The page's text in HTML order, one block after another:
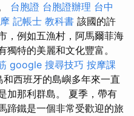
台胞證 台胞證辦理 台中
記帳士 教科書 該國的許
，例如五漁村，阿馬爾菲海
獨特的美麗和文化豐富。
google 搜尋技巧 按摩課
西班牙的島嶼多年來一直
加那利群島。 夏季，帶有
蹄鐵是一個非常受歡迎的旅